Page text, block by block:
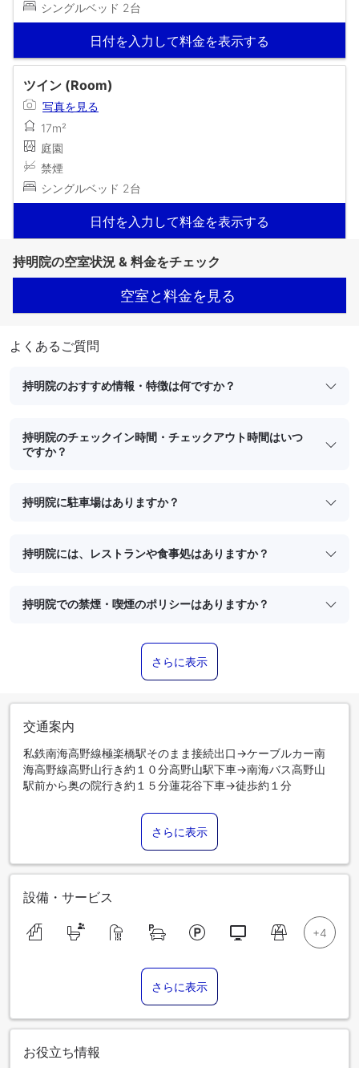
シングルベッド 2台
日付を入力して料金を表示する
ツイン (Room)
写真を見る
17m²
庭園
禁煙
シングルベッド 2台
日付を入力して料金を表示する
持明院の空室状況 & 料金をチェック
空室と料金を見る
よくあるご質問
持明院のおすすめ情報・特徴は何ですか？
持明院のチェックイン時間・チェックアウト時間はいつ
ですか？
持明院に駐車場はありますか？
持明院には、レストランや食事処はありますか？
持明院での禁煙・喫煙のポリシーはありますか？
さらに表示
交通案内
私鉄南海高野線極楽橋駅そのまま接続出口→ケーブルカー南
海高野線高野山行き約１０分高野山駅下車→南海バス高野山
駅前から奥の院行き約１５分蓮花谷下車→徒歩約１分
さらに表示
設備・サービス
さらに表示
お役立ち情報